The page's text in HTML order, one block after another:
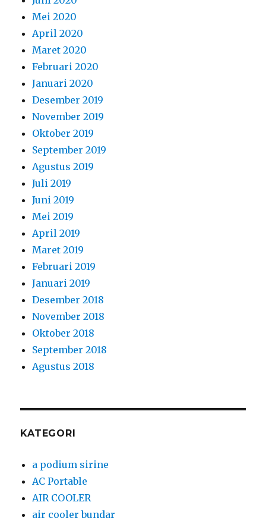
Mei 2020
April 2020
Maret 2020
Februari 2020
Januari 2020
Desember 2019
November 2019
Oktober 2019
September 2019
Agustus 2019
Juli 2019
Juni 2019
Mei 2019
April 2019
Maret 2019
Februari 2019
Januari 2019
Desember 2018
November 2018
Oktober 2018
September 2018
Agustus 2018
KATEGORI
a podium sirine
AC Portable
AIR COOLER
air cooler bundar